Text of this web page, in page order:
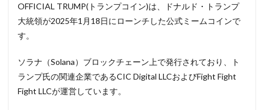
OFFICIAL TRUMP(トランプコイン)は、ドナルド・トランプ
大統領が2025年1月18日にローンチした公式ミームコインで
す。
ソラナ（Solana）ブロックチェーン上で発行されており、ト
ランプ氏の関連企業であるCIC Digital LLCおよびFight Fight
Fight LLCが運営しています。